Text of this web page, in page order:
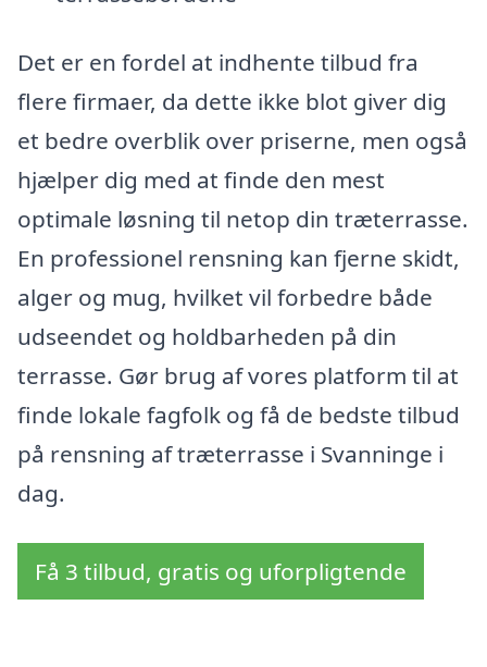
Det er en fordel at indhente tilbud fra
flere firmaer, da dette ikke blot giver dig
et bedre overblik over priserne, men også
hjælper dig med at finde den mest
optimale løsning til netop din træterrasse.
En professionel rensning kan fjerne skidt,
alger og mug, hvilket vil forbedre både
udseendet og holdbarheden på din
terrasse. Gør brug af vores platform til at
finde lokale fagfolk og få de bedste tilbud
på rensning af træterrasse i Svanninge i
dag.
Få 3 tilbud, gratis og uforpligtende